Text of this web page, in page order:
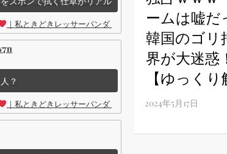
ームは嘘だ
韓国のゴリ
界が大迷惑
【ゆっくり
｜私ときどきレッサーパンダ ｜Disney (ディズニープラス）
？
｜私ときどきレッサーパンダ ｜Disney (ディズニープラス）